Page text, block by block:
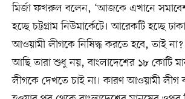
মির্জা ফখরুল বলেন, ‘আজকে এখানে
হচ্ছে চট্টগ্রাম নিউমার্কেটে। আরেকটি হচ্ছে
আওয়ামী লীগকে নিষিদ্ধ করতে হবে, তাই
আছি তারা শুধু নয়, বাংলাদেশের ১৮ কোটি
লীগকে দেখতে চাই না। কারণ আওয়ামী লীগ